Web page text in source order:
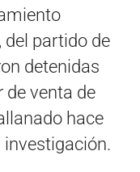
del partido de
detenidas
de venta de
hace
investigación.